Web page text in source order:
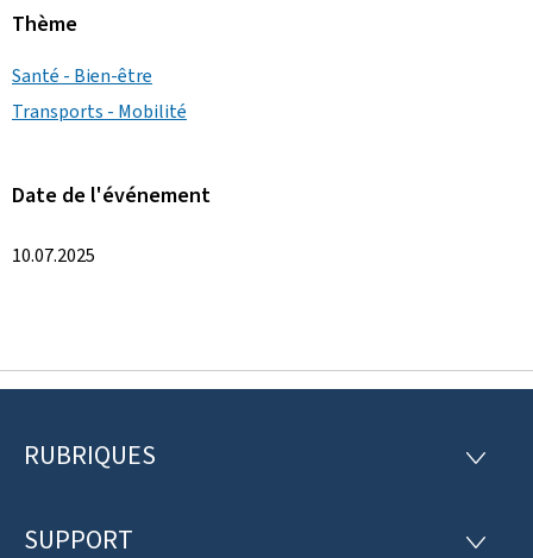
Thème
Santé - Bien-être
Transports - Mobilité
Date de l'événement
10.07.2025
P
e
RUBRIQUES
R
R
SUPPORT
S